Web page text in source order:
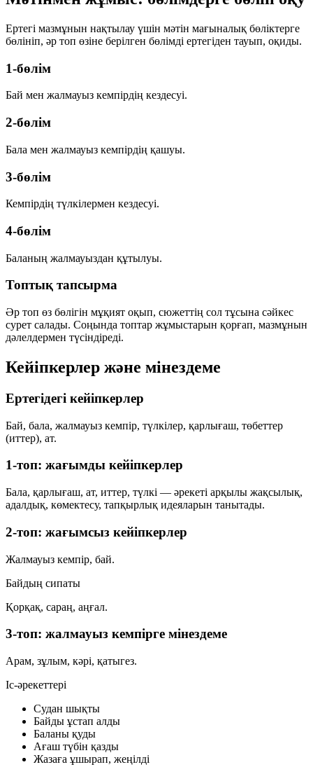
Ертегі мазмұнын нақтылау үшін мәтін мағыналық бөліктерге
бөлініп, әр топ өзіне берілген бөлімді ертегіден тауып, оқиды.
1-бөлім
Бай мен жалмауыз кемпірдің кездесуі.
2-бөлім
Бала мен жалмауыз кемпірдің қашуы.
3-бөлім
Кемпірдің түлкілермен кездесуі.
4-бөлім
Баланың жалмауыздан құтылуы.
Топтық тапсырма
Әр топ өз бөлігін мұқият оқып, сюжеттің сол тұсына сәйкес
сурет салады. Соңында топтар жұмыстарын қорғап, мазмұнын
дәлелдермен түсіндіреді.
Кейіпкерлер және мінездеме
Ертегідегі кейіпкерлер
Бай, бала, жалмауыз кемпір, түлкілер, қарлығаш, төбеттер
(иттер), ат.
1-топ: жағымды кейіпкерлер
Бала, қарлығаш, ат, иттер, түлкі — әрекеті арқылы жақсылық,
адалдық, көмектесу, тапқырлық идеяларын танытады.
2-топ: жағымсыз кейіпкерлер
Жалмауыз кемпір, бай.
Байдың сипаты
Қорқақ, сараң, аңғал.
3-топ: жалмауыз кемпірге мінездеме
Арам, зұлым, кәрі, қатыгез.
Іс-әрекеттері
Судан шықты
Байды ұстап алды
Баланы қуды
Ағаш түбін қазды
Жазаға ұшырап, жеңілді